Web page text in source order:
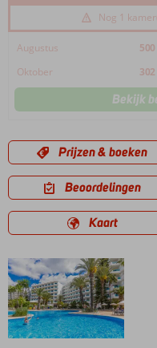
Nog 1
Augustus 500
Oktober
302
Bekijk
Prijzen & boeken
Beoordelingen
Kaart